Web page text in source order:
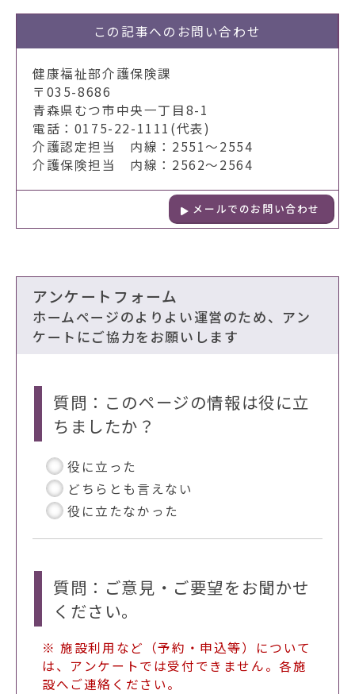
この記事への お問い合わせ
健康福祉部介護保険課
〒035-8686
青森県むつ市中央一丁目8-1
電話：0175-22-1111(代表)
介護認定担当 内線：2551～2554
介護保険担当 内線：2562～2564
メールでのお問い合わせ
アンケートフォーム
ホームページのよりよい運営のため、アン
ケートにご協力をお願いします
質問：このページの情報は役に立
ちましたか？
役に立った
どちらとも言えない
役に立たなかった
質問：ご意見・ご要望をお聞かせ
ください。
※ 施設利用など（予約・申込等）について
は、アンケートでは受付できません。各施
設へご連絡ください。